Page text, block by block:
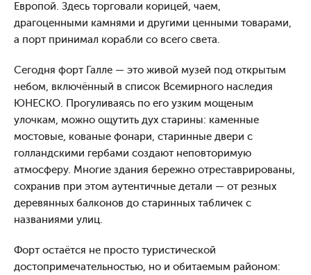
Европой. Здесь торговали корицей, чаем,
драгоценными камнями и другими ценными товарами,
а порт принимал корабли со всего света.
Сегодня форт Галле — это живой музей под открытым
небом, включённый в список Всемирного наследия
ЮНЕСКО. Прогуливаясь по его узким мощеным
улочкам, можно ощутить дух старины: каменные
мостовые, кованые фонари, старинные двери с
голландскими гербами создают неповторимую
атмосферу. Многие здания бережно отреставрированы,
сохранив при этом аутентичные детали — от резных
деревянных балконов до старинных табличек с
названиями улиц.
Форт остаётся не просто туристической
достопримечательностью, но и обитаемым районом: